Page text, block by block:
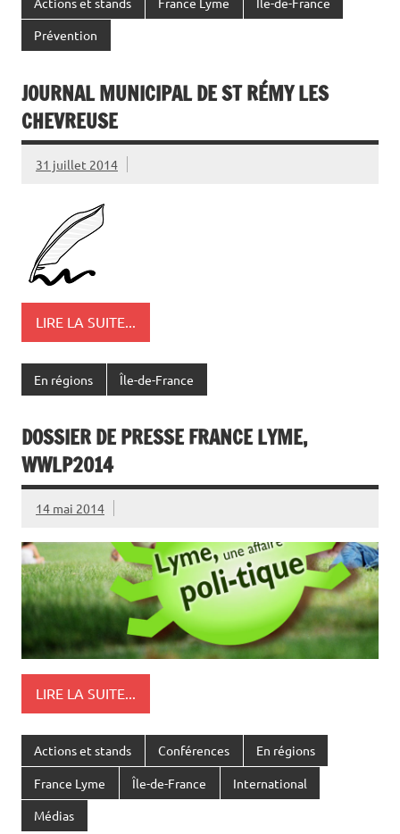
Prévention
JOURNAL MUNICIPAL DE ST RÉMY LES
CHEVREUSE
31 juillet 2014
LIRE LA SUITE...
En régions Île-de-France
DOSSIER DE PRESSE FRANCE LYME,
WWLP2014
14 mai 2014
LIRE LA SUITE...
Actions et stands Conférences En régions
France Lyme Île-de-France International
Médias